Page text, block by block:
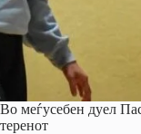
Во меѓусебен дуел
теренот